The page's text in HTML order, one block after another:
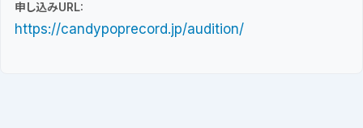
申し込みURL:
https://candypoprecord.jp/audition/